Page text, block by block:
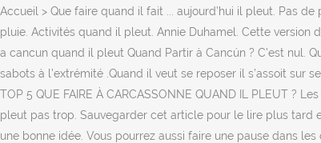
Accueil > Que faire quand il fait ... aujourd’hui il pleut. Pas
pluie. Activités quand il pleut. Annie Duhamel. Cette
a cancun quand il pleut Quand Partir à Cancún ? C’est nul.
sabots à l’extrémité .Quand il veut se reposer il s’assoit
TOP 5 QUE FAIRE À CARCASSONNE QUAND IL PLEUT ?
pleut pas trop. Sauvegarder cet article pour le lire plus tard
une bonne idée. Vous pourrez aussi faire une pause dans